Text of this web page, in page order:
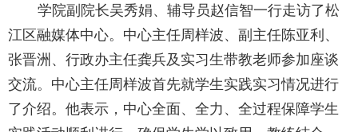
学院副院长吴秀娟、辅导员赵信智一行走访了松
江区融媒体中心。中心主任周样波、副主任陈亚利、
张晋洲、行政办主任龚兵及实习生带教老师参加座谈
交流。中心主任周样波首先就学生实践实习情况进行
了介绍。他表示，中心全面、全力、全过程保障学生